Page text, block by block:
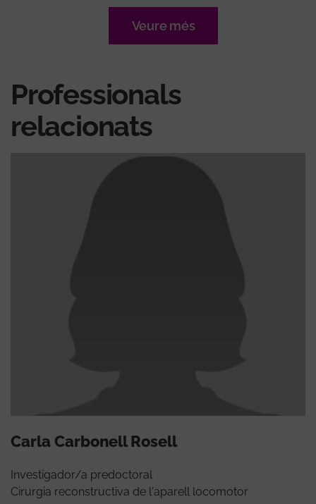
Veure més
Professionals
relacionats
Carla Carbonell Rosell
Investigador/a predoctoral
Cirurgia reconstructiva de l'aparell locomotor